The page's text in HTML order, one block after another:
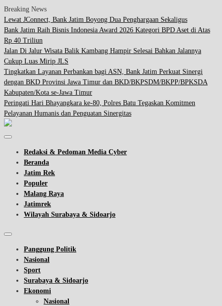
Breaking News
Lewat JConnect, Bank Jatim Boyong Dua Penghargaan Sekaligus
Bank Jatim Raih Bisnis Indonesia Award 2026 Kategori BPD Aset di Atas
Rp 40 Triliun
Jalan Di Jalur Wisata Balik Kambang Hampir Selesai Bahkan Jalannya
Cukup Luas Mirip JLS
Tingkatkan Layanan Perbankan bagi ASN, Bank Jatim Perkuat Sinergi
dengan BKD Provinsi Jawa Timur dan BKD/BKPSDM/BKPP/BPKSDA
Kabupaten/Kota se-Jawa Timur
Peringati Hari Bhayangkara ke-80, Polres Batu Tegaskan Komitmen
Pelayanan Humanis dan Penguatan Sinergitas
Redaksi & Pedoman Media Cyber
Beranda
Jatim Rek
Populer
Malang Raya
Jatimrek
Wilayah Surabaya & Sidoarjo
Panggung Politik
Nasional
Sport
Surabaya & Sidoarjo
Ekonomi
Nasional